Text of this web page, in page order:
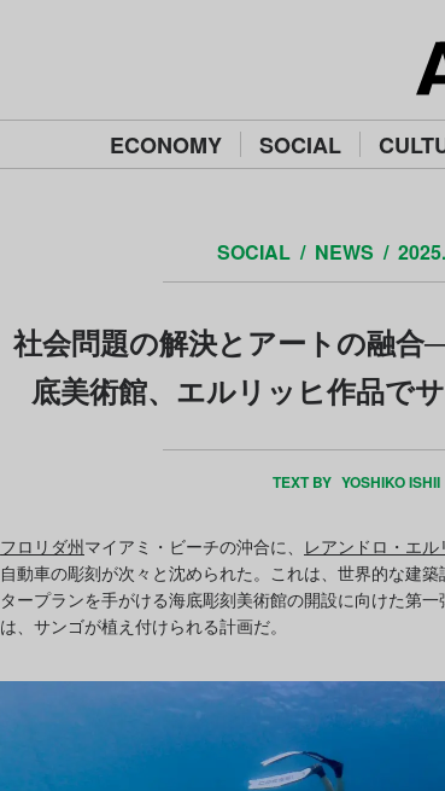
ECONOMY SOCIAL
SOCIAL NEWS
社会問題の解決とアートの融合
底美術館、エルリッヒ作品で
TEXT BY YOSHIKO ISHII
フロリダ州マイアミ・ビーチの沖合に、 レアンドロ・エル
自動車の彫刻が次々と沈められた。これは、世界的な建
タープランを手がける海底彫刻美術館の開設に向けた第
は、サンゴが植え付けられる計画だ。